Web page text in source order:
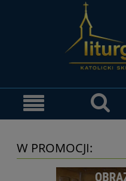
W PROMOCJI: